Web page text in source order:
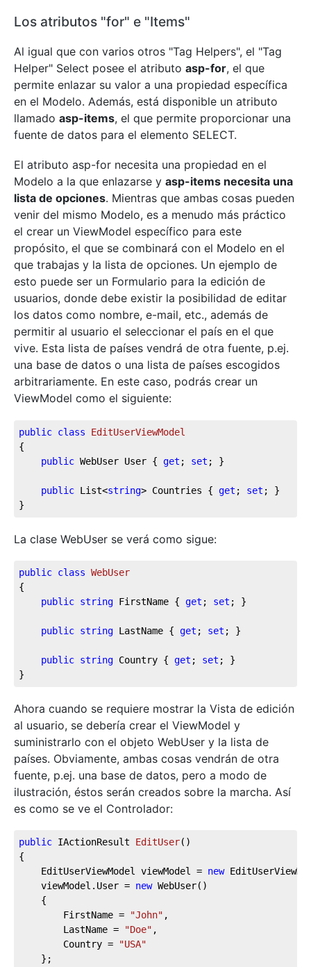
Los atributos "for" e "Items"
Al igual que con varios otros "Tag Helpers", el "Tag
Helper" Select posee el atributo asp-for, el que
permite enlazar su valor a una propiedad específica
en el Modelo. Además, está disponible un atributo
llamado asp-items, el que permite proporcionar una
fuente de datos para el elemento SELECT.
El atributo asp-for necesita una propiedad en el
Modelo a la que enlazarse y asp-items necesita una
lista de opciones. Mientras que ambas cosas pueden
venir del mismo Modelo, es a menudo más práctico
el crear un ViewModel específico para este
propósito, el que se combinará con el Modelo en el
que trabajas y la lista de opciones. Un ejemplo de
esto puede ser un Formulario para la edición de
usuarios, donde debe existir la posibilidad de editar
los datos como nombre, e-mail, etc., además de
permitir al usuario el seleccionar el país en el que
vive. Esta lista de países vendrá de otra fuente, p.ej.
una base de datos o una lista de países escogidos
arbitrariamente. En este caso, podrás crear un
ViewModel como el siguiente:
public class
EditUserViewModel
{
public WebUser User { get ; set ; }
public List<string> Countries { get ; set ; }
}
La clase WebUser se verá como sigue:
public class WebUser
{
public string FirstName { get ; set ; }
public string LastName { get ; set ; }
public string Country { get ; set ; }
}
Ahora cuando se requiere mostrar la Vista de edición
al usuario, se debería crear el ViewModel y
suministrarlo con el objeto WebUser y la lista de
países. Obviamente, ambas cosas vendrán de otra
fuente, p.ej. una base de datos, pero a modo de
ilustración, éstos serán creados sobre la marcha. Así
es como se ve el Controlador:
public IActionResult EditUser( )
{
	EditUserViewModel viewModel =
new
	viewModel.User =
new WebUser()
		FirstName =
"John" ,
		LastName =
"Doe" ,
		Country =
"USA"